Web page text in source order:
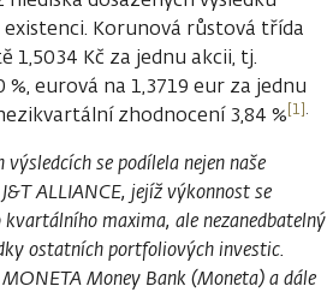
Korunová růstová třída
1,5034 Kč za jednu akcii, tj.
eurová na 1,3719 eur za jednu
zhodnocení 3,84 %[1]
se podílela nejen naše
ALLIANCE, jejíž výkonnost se
maxima, ale nezanedbatelný
ostatních portfoliových investic.
Money Bank (Moneta) a dále